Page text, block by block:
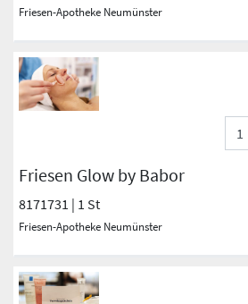
Friesen-Apotheke Neumünster
Friesen Glow by Babor
8171731 | 1 St
Friesen-Apotheke Neumünster